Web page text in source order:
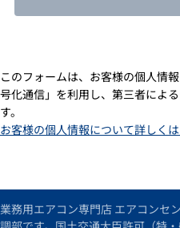
このフォームは、お客様の個人情
号化通信」を利用し、第三者によ
す。
お客様の個人情報について詳しくは
業務用エアコン専門店 エアコンセ